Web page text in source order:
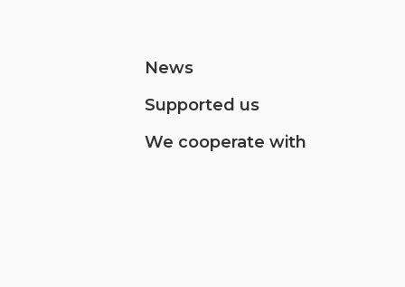
News
Supported us
We cooperate with